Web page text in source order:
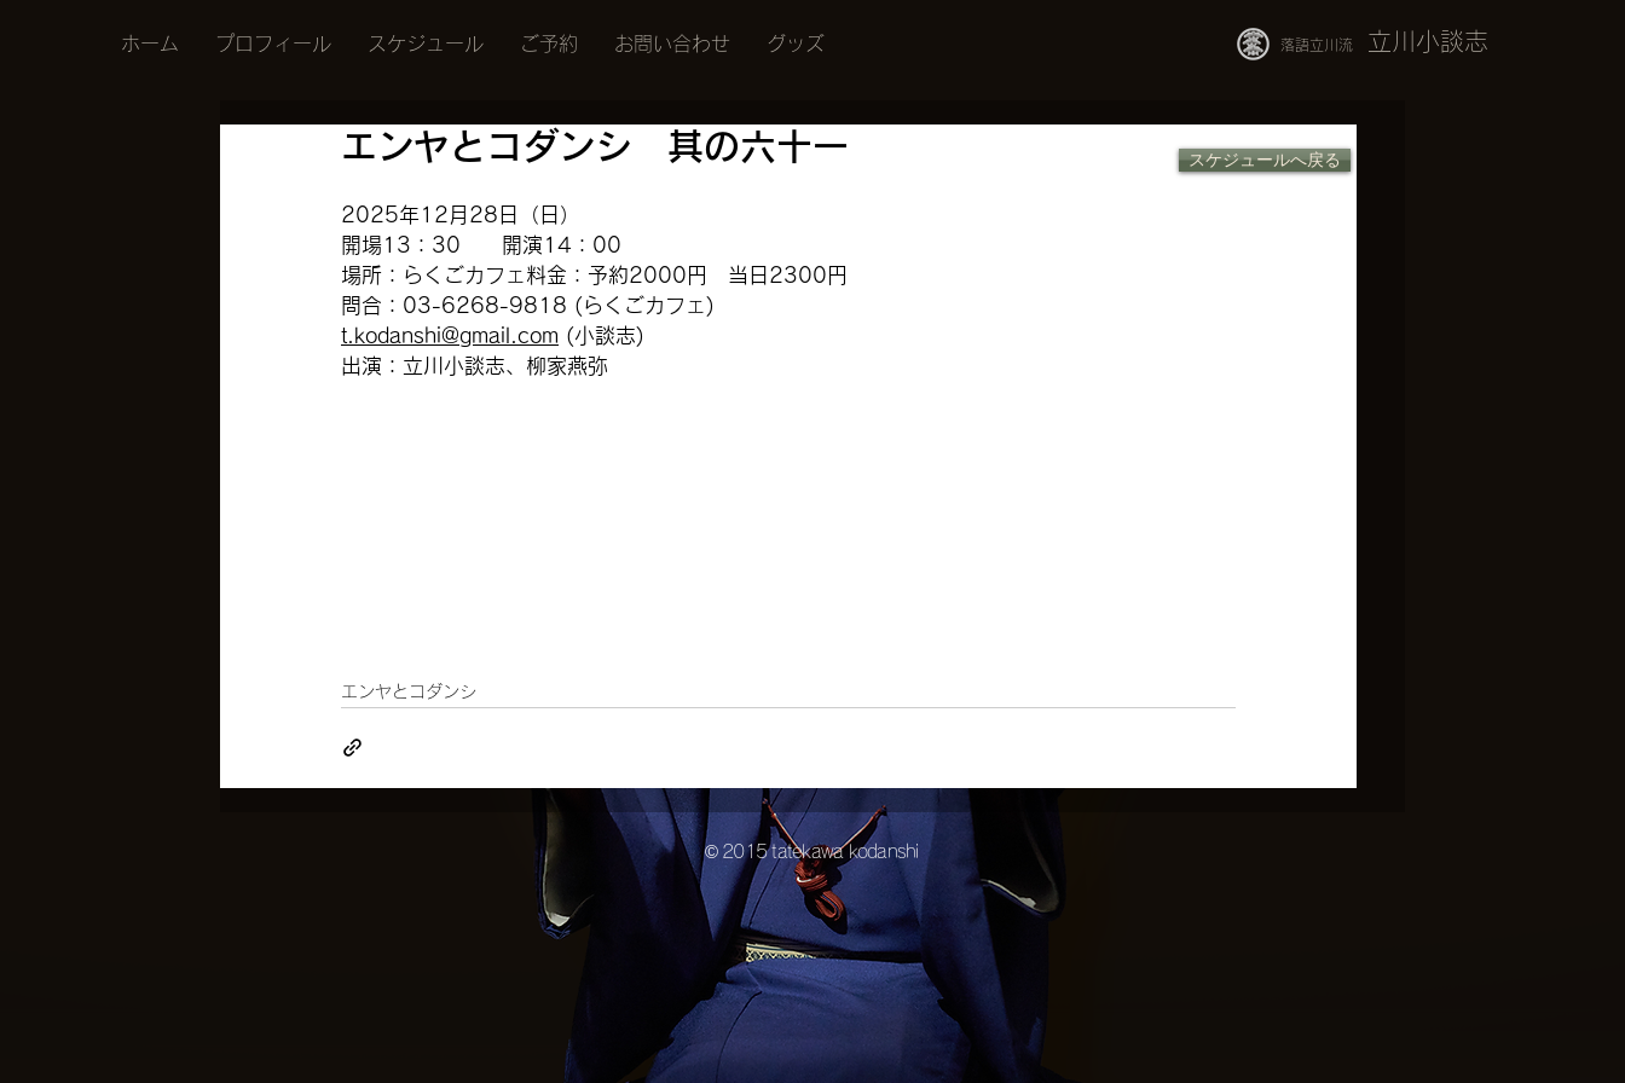
ホーム プロフィール スケジュール ご予約 お問い合わせ グッズ 落語立川流 立川小談志
エンヤとコダンシ 其の六十一
2025年12月28日（日）
開場13：30　　開演14：00
場所：らくごカフェ料金：予約2000円　当日2300円
問合：03-6268-9818 (らくごカフェ)
t.kodanshi@gmail.com (小談志)
出演：立川小談志、柳家燕弥
エンヤとコダンシ
スケジュールへ戻る
© 2015 tatekawa kodanshi